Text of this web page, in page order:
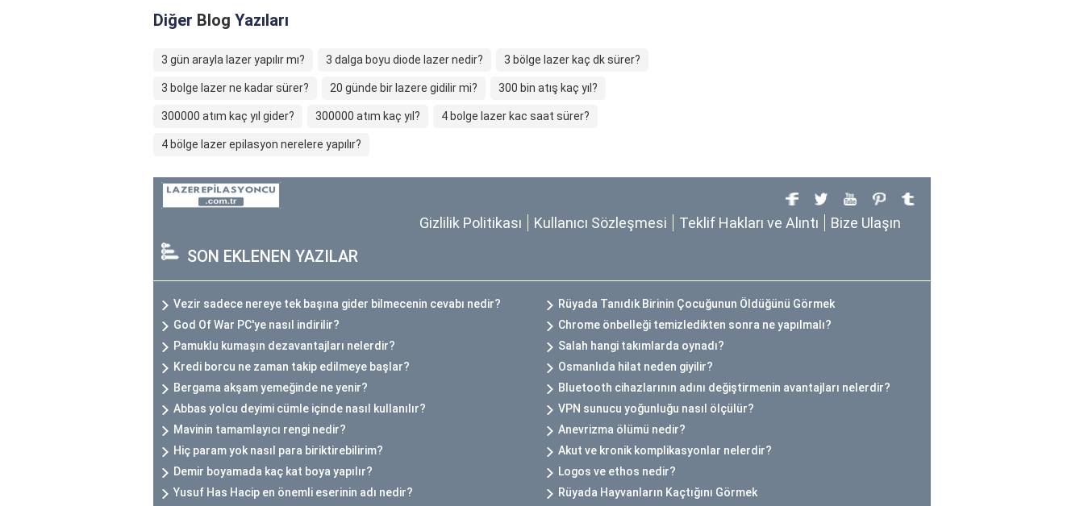
Diğer Blog Yazıları
3 gün arayla lazer yapılır mı? 3 dalga boyu diode lazer nedir? 3 bölge lazer kaç dk sürer?
3 bolge lazer ne kadar sürer? 20 günde bir lazere gidilir mi? 300 bin atış kaç yıl?
300000 atım kaç yıl gider? 300000 atım kaç yıl? 4 bolge lazer kac saat sürer?
4 bölge lazer epilasyon nerelere yapılır?
Gizlilik Politikası Kullanıcı Sözleşmesi Teklif Hakları ve Alıntı Bize Ulaşın
SON EKLENEN YAZILAR
Vezir sadece nereye tek başına gider bilmecenin cevabı nedir?
Rüyada Tanıdık Birinin Çocuğunun Öldüğünü Görmek
God Of War PC'ye nasıl indirilir?
Chrome önbelleği temizledikten sonra ne yapılmalı?
Pamuklu kumaşın dezavantajları nelerdir?
Salah hangi takımlarda oynadı?
Kredi borcu ne zaman takip edilmeye başlar?
Osmanlıda hilat neden giyilir?
Bergama akşam yemeğinde ne yenir?
Bluetooth cihazlarının adını değiştirmenin avantajları nelerdir?
Abbas yolcu deyimi cümle içinde nasıl kullanılır?
VPN sunucu yoğunluğu nasıl ölçülür?
Mavinin tamamlayıcı rengi nedir?
Anevrizma ölümü nedir?
Hiç param yok nasıl para biriktirebilirim?
Akut ve kronik komplikasyonlar nelerdir?
Demir boyamada kaç kat boya yapılır?
Logos ve ethos nedir?
Yusuf Has Hacip en önemli eserinin adı nedir?
Rüyada Hayvanların Kaçtığını Görmek